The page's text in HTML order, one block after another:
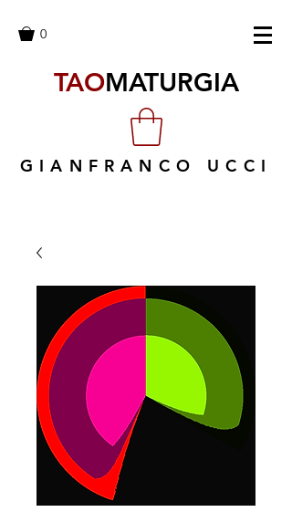
0
TAOMATURGIA
GIANFRANCO UCCI